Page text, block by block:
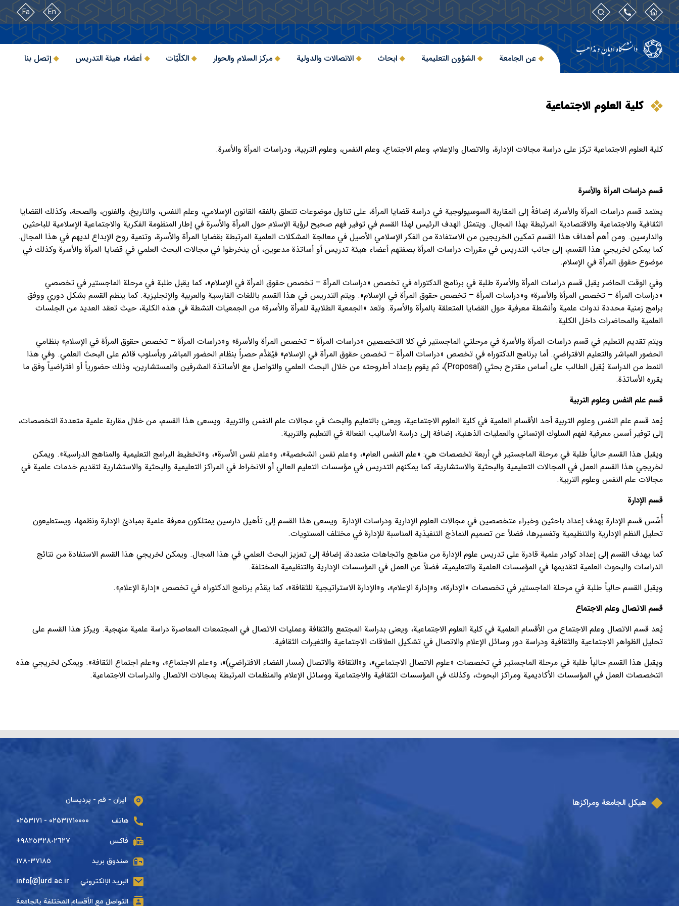
En
Fa
عن الجامعة الشؤون التعليمية ابحاث الاتصالات والدولية مركز السلام والحوار الكلّيّات أعضاء هيئة التدريس إتصل بنا
كلية العلوم الاجتماعية
كلية العلوم الاجتماعية تركز على دراسة مجالات الإدارة، والاتصال والإعلام، وعلم الاجتماع، وعلم النفس، وعلوم التربية، ودراسات المرأة والأسرة.
قسم دراسات المرأة والأسرة
يعتمد قسم دراسات المرأة والأسرة، إضافةً إلى المقاربة السوسيولوجية في دراسة قضايا المرأة، على تناول موضوعات تتعلق بالفقه القانون الإسلامي، وعلم النفس، والتاريخ، والفنون، والصحة، وكذلك القضايا
الثقافية والاجتماعية والاقتصادية المرتبطة بهذا المجال. ويتمثل الهدف الرئيس لهذا القسم في توفير فهم صحيح لرؤية الإسلام حول المرأة والأسرة في إطار المنظومة الفكرية والاجتماعية الإسلامية للباحثين
والدارسين. ومن أهم أهداف هذا القسم تمكين الخريجين من الاستفادة من الفكر الإسلامي الأصيل في معالجة المشكلات العلمية المرتبطة بقضايا المرأة والأسرة، وتنمية روح الإبداع لديهم في هذا المجال.
كما يمكن لخريجي هذا القسم، إلى جانب التدريس في مقررات دراسات المرأة بصفتهم أعضاء هيئة تدريس أو أساتذة مدعوين، أن ينخرطوا في مجالات البحث العلمي في قضايا المرأة والأسرة وكذلك في
موضوع حقوق المرأة في الإسلام.
وفي الوقت الحاضر يقبل قسم دراسات المرأة والأسرة طلبة في برنامج الدكتوراه في تخصص «دراسات المرأة – تخصص حقوق المرأة في الإسلام»، كما يقبل طلبة في مرحلة الماجستير في تخصصي
«دراسات المرأة – تخصص المرأة والأسرة» و«دراسات المرأة – تخصص حقوق المرأة في الإسلام». ويتم التدريس في هذا القسم باللغات الفارسية والعربية والإنجليزية. كما ينظم القسم بشكل دوري ووفق
برامج زمنية محددة ندوات علمية وأنشطة معرفية حول القضايا المتعلقة بالمرأة والأسرة. وتعد «الجمعية الطلابية للمرأة والأسرة» من الجمعيات النشطة في هذه الكلية، حيث تعقد العديد من الجلسات
العلمية والمحاضرات داخل الكلية.
ويتم تقديم التعليم في قسم دراسات المرأة والأسرة في مرحلتي الماجستير في كلا التخصصين «دراسات المرأة – تخصص المرأة والأسرة» و«دراسات المرأة – تخصص حقوق المرأة في الإسلام» بنظامي
الحضور المباشر والتعليم الافتراضي. أما برنامج الدكتوراه في تخصص «دراسات المرأة – تخصص حقوق المرأة في الإسلام» فيُقدَّم حصراً بنظام الحضور المباشر وبأسلوب قائم على البحث العلمي. وفي هذا
النمط من الدراسة يُقبل الطالب على أساس مقترح بحثي (Proposal)، ثم يقوم بإعداد أطروحته من خلال البحث العلمي والتواصل مع الأساتذة المشرفين والمستشارين، وذلك حضورياً أو افتراضياً وفق ما
يقرره الأساتذة.
قسم علم النفس وعلوم التربية
يُعد قسم علم النفس وعلوم التربية أحد الأقسام العلمية في كلية العلوم الاجتماعية، ويعنى بالتعليم والبحث في مجالات علم النفس والتربية. ويسعى هذا القسم، من خلال مقاربة علمية متعددة التخصصات،
إلى توفير أسس معرفية لفهم السلوك الإنساني والعمليات الذهنية، إضافة إلى دراسة الأساليب الفعالة في التعليم والتربية.
ويقبل هذا القسم حالياً طلبة في مرحلة الماجستير في أربعة تخصصات هي: «علم النفس العام»، و«علم نفس الشخصية»، و«علم نفس الأسرة»، و«تخطيط البرامج التعليمية والمناهج الدراسية». ويمكن
لخريجي هذا القسم العمل في المجالات التعليمية والبحثية والاستشارية، كما يمكنهم التدريس في مؤسسات التعليم العالي أو الانخراط في المراكز التعليمية والبحثية والاستشارية لتقديم خدمات علمية في
مجالات علم النفس وعلوم التربية.
قسم الإدارة
أُسِّس قسم الإدارة بهدف إعداد باحثين وخبراء متخصصين في مجالات العلوم الإدارية ودراسات الإدارة. ويسعى هذا القسم إلى تأهيل دارسين يمتلكون معرفة علمية بمبادئ الإدارة ونظمها، ويستطيعون
تحليل النظم الإدارية والتنظيمية وتفسيرها، فضلاً عن تصميم النماذج التنفيذية المناسبة للإدارة في مختلف المستويات.
كما يهدف القسم إلى إعداد كوادر علمية قادرة على تدريس علوم الإدارة من مناهج واتجاهات متعددة، إضافة إلى تعزيز البحث العلمي في هذا المجال. ويمكن لخريجي هذا القسم الاستفادة من نتائج
الدراسات والبحوث العلمية لتقديمها في المؤسسات العلمية والتعليمية، فضلاً عن العمل في المؤسسات الإدارية والتنظيمية المختلفة.
ويقبل القسم حالياً طلبة في مرحلة الماجستير في تخصصات «الإدارة»، و«إدارة الإعلام»، و«الإدارة الاستراتيجية للثقافة»، كما يقدّم برنامج الدكتوراه في تخصص «إدارة الإعلام».
قسم الاتصال وعلم الاجتماع
يُعد قسم الاتصال وعلم الاجتماع من الأقسام العلمية في كلية العلوم الاجتماعية، ويعنى بدراسة المجتمع والثقافة وعمليات الاتصال في المجتمعات المعاصرة دراسة علمية منهجية. ويركز هذا القسم على
تحليل الظواهر الاجتماعية والثقافية ودراسة دور وسائل الإعلام والاتصال في تشكيل العلاقات الاجتماعية والتغيرات الثقافية.
ويقبل هذا القسم حالياً طلبة في مرحلة الماجستير في تخصصات «علوم الاتصال الاجتماعي»، و«الثقافة والاتصال (مسار الفضاء الافتراضي)»، و«علم الاجتماع»، و«علم اجتماع الثقافة». ويمكن لخريجي هذه
التخصصات العمل في المؤسسات الأكاديمية ومراكز البحوث، وكذلك في المؤسسات الثقافية والاجتماعية ووسائل الإعلام والمنظمات المرتبطة بمجالات الاتصال والدراسات الاجتماعية.
هيكل الجامعة ومراكزها ایران - قم - پردیسان
هاتف ۰۲۵۳۱۷۱۰۰۰۰ - ۰۲۵۳۱۷۱
فاكس +٩٨٢٥٣٢٨٠٢٦٢٧
صندوق بريد ٣٧١٨٥-١٧٨
البريد الإلكتروني info[@]urd.ac.ir
التواصل مع الأقسام المختلفة بالجامعة